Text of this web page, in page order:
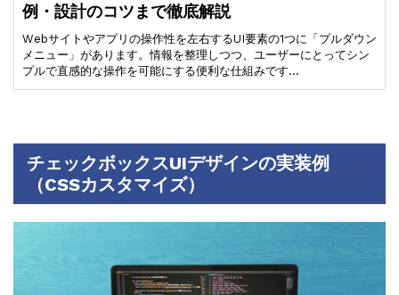
例・設計のコツまで徹底解説
Webサイトやアプリの操作性を左右するUI要素の1つに「プルダウン
メニュー」があります。情報を整理しつつ、ユーザーにとってシン
プルで直感的な操作を可能にする便利な仕組みです…
チェックボックスUIデザインの実装例
（CSSカスタマイズ）